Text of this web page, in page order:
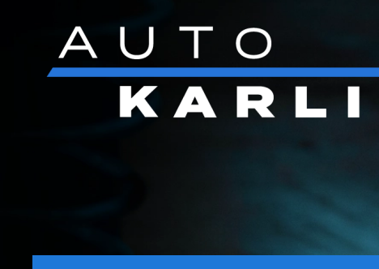
Přejít na hlavní obsah